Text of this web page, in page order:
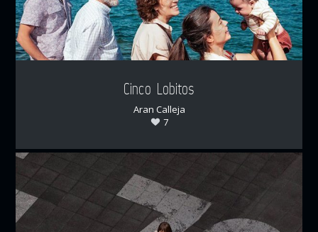
Cinco Lobitos
Aran Calleja
7